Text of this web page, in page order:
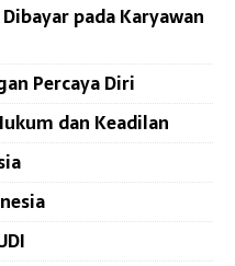
pada Karyawan
Percaya Diri
dan Keadilan